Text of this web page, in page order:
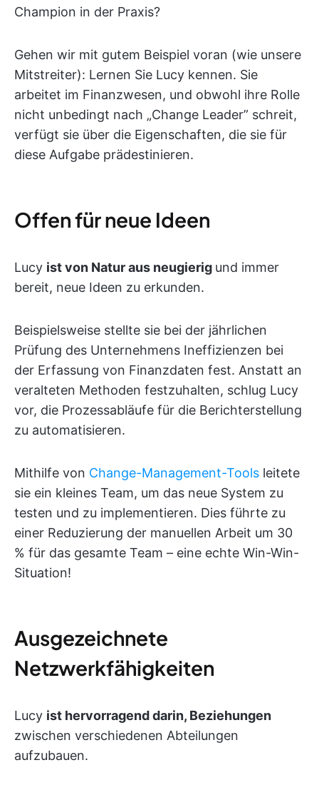
Champion in der Praxis?
Gehen wir mit gutem Beispiel voran (wie unsere
Mitstreiter): Lernen Sie Lucy kennen. Sie
arbeitet im Finanzwesen, und obwohl ihre Rolle
nicht unbedingt nach „Change Leader” schreit,
verfügt sie über die Eigenschaften, die sie für
diese Aufgabe prädestinieren.
Offen für neue Ideen
Lucy ist von Natur aus neugierig und immer
bereit, neue Ideen zu erkunden.
Beispielsweise stellte sie bei der jährlichen
Prüfung des Unternehmens Ineffizienzen bei
der Erfassung von Finanzdaten fest. Anstatt an
veralteten Methoden festzuhalten, schlug Lucy
vor, die Prozessabläufe für die Berichterstellung
zu automatisieren.
Mithilfe von Change-Management-Tools leitete
sie ein kleines Team, um das neue System zu
testen und zu implementieren. Dies führte zu
einer Reduzierung der manuellen Arbeit um 30
% für das gesamte Team – eine echte Win-Win-
Situation!
Ausgezeichnete
Netzwerkfähigkeiten
Lucy ist hervorragend darin, Beziehungen
zwischen verschiedenen Abteilungen
aufzubauen.